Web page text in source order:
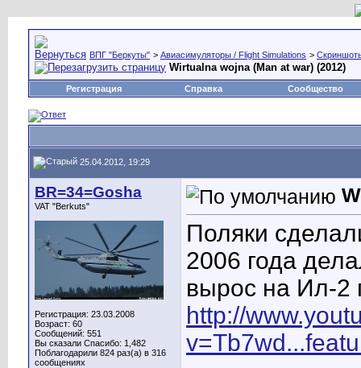
ВПГ "Беркуты" > Авиасимуляторы / Flight Simulations >
Wirtualna wojna (Man at war) (2012)
Регистрация Справка Сообщество
25.04.2012, 19:29
BR=34=Gosha
VAT "Berkuts"
Регистрация: 23.03.2008
Возраст: 60
Сообщений: 551
Вы сказали Спасибо: 1,482
Поблагодарили 824 раз(а) в 316
сообщениях
Поляки
2006 года
вырос на Ил-2
http://